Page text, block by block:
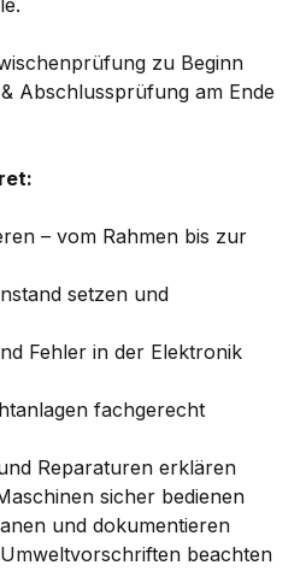
zu Beginn
Abschlussprüfung am Ende
– vom Rahmen bis zur
setzen und
Fehler in der Elektronik
fachgerecht
Reparaturen erklären
sicher bedienen
und dokumentieren
beachten